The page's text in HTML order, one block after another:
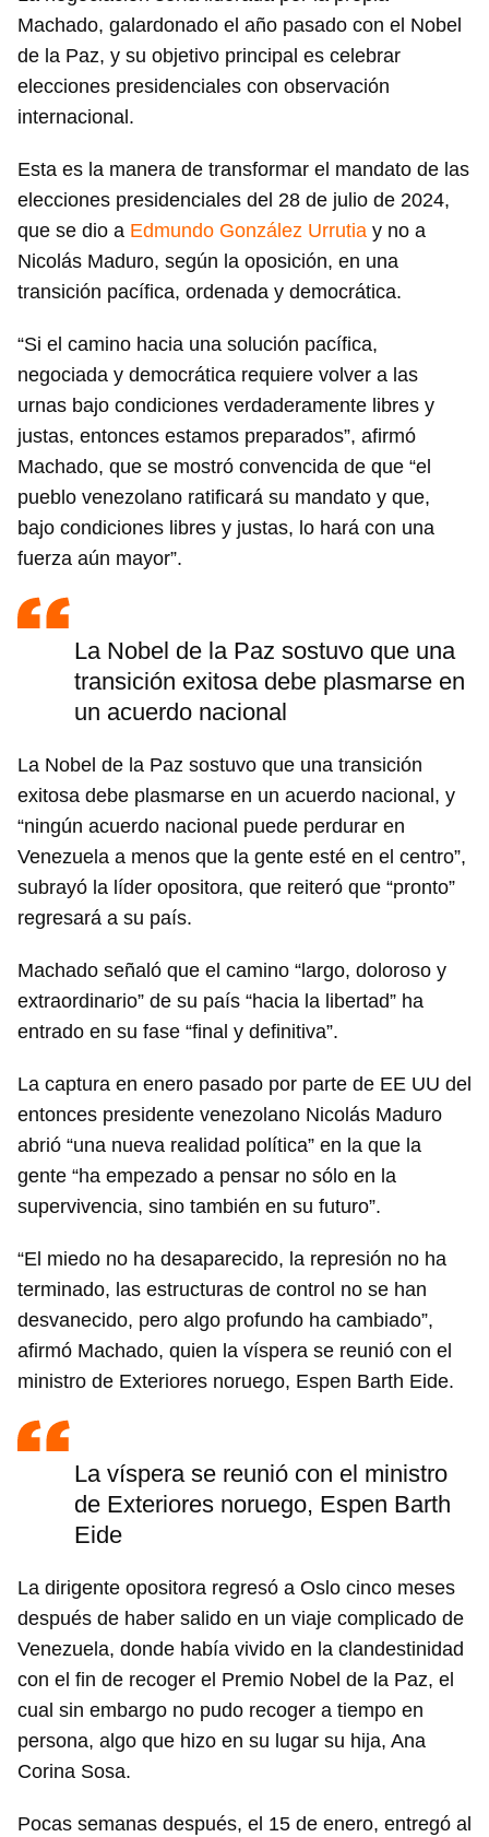
Guardar como favorito
Para poder guardar como favorito, primero has de
iniciar sesión con tu cuenta de 14ymedio.
Machado, galardonado el año pasado con el Nobel
de la Paz, y su objetivo principal es celebrar
elecciones presidenciales con observación
internacional.
Esta es la manera de transformar el mandato de las
elecciones presidenciales del 28 de julio de 2024,
que se dio a Edmundo González Urrutia y no a
Nicolás Maduro, según la oposición, en una
transición pacífica, ordenada y democrática.
“Si el camino hacia una solución pacífica,
negociada y democrática requiere volver a las
urnas bajo condiciones verdaderamente libres y
justas, entonces estamos preparados”, afirmó
Machado, que se mostró convencida de que “el
pueblo venezolano ratificará su mandato y que,
bajo condiciones libres y justas, lo hará con una
fuerza aún mayor”.
La Nobel de la Paz sostuvo que una
transición exitosa debe plasmarse en
un acuerdo nacional
La Nobel de la Paz sostuvo que una transición
exitosa debe plasmarse en un acuerdo nacional, y
“ningún acuerdo nacional puede perdurar en
Venezuela a menos que la gente esté en el centro”,
subrayó la líder opositora, que reiteró que “pronto”
regresará a su país.
Machado señaló que el camino “largo, doloroso y
extraordinario” de su país “hacia la libertad” ha
entrado en su fase “final y definitiva”.
La captura en enero pasado por parte de EE UU del
entonces presidente venezolano Nicolás Maduro
abrió “una nueva realidad política” en la que la
gente “ha empezado a pensar no sólo en la
supervivencia, sino también en su futuro”.
“El miedo no ha desaparecido, la represión no ha
terminado, las estructuras de control no se han
desvanecido, pero algo profundo ha cambiado”,
afirmó Machado, quien la víspera se reunió con el
ministro de Exteriores noruego, Espen Barth Eide.
La víspera se reunió con el ministro
de Exteriores noruego, Espen Barth
Eide
La dirigente opositora regresó a Oslo cinco meses
después de haber salido en un viaje complicado de
Venezuela, donde había vivido en la clandestinidad
con el fin de recoger el Premio Nobel de la Paz, el
cual sin embargo no pudo recoger a tiempo en
persona, algo que hizo en su lugar su hija, Ana
Corina Sosa.
Pocas semanas después, el 15 de enero, entregó al